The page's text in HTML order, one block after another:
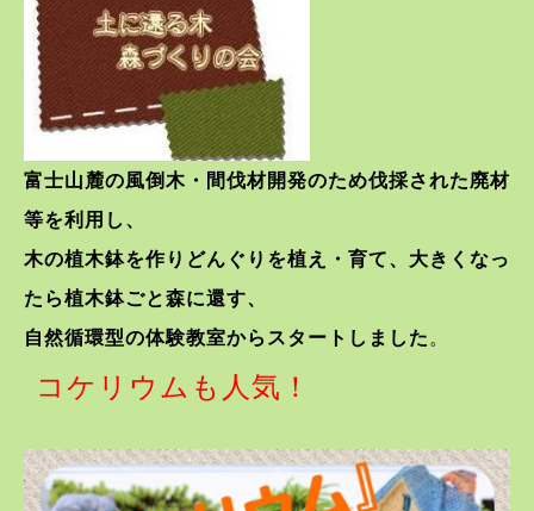
富士山麓の風倒木・間伐材開発のため伐採された廃材
等を利用し、
木の植木鉢を作りどんぐりを植え・育て、大きくなっ
たら植木鉢ごと森に還す、
自然循環型の体験教室からスタートしました 。
コケリウムも人気！